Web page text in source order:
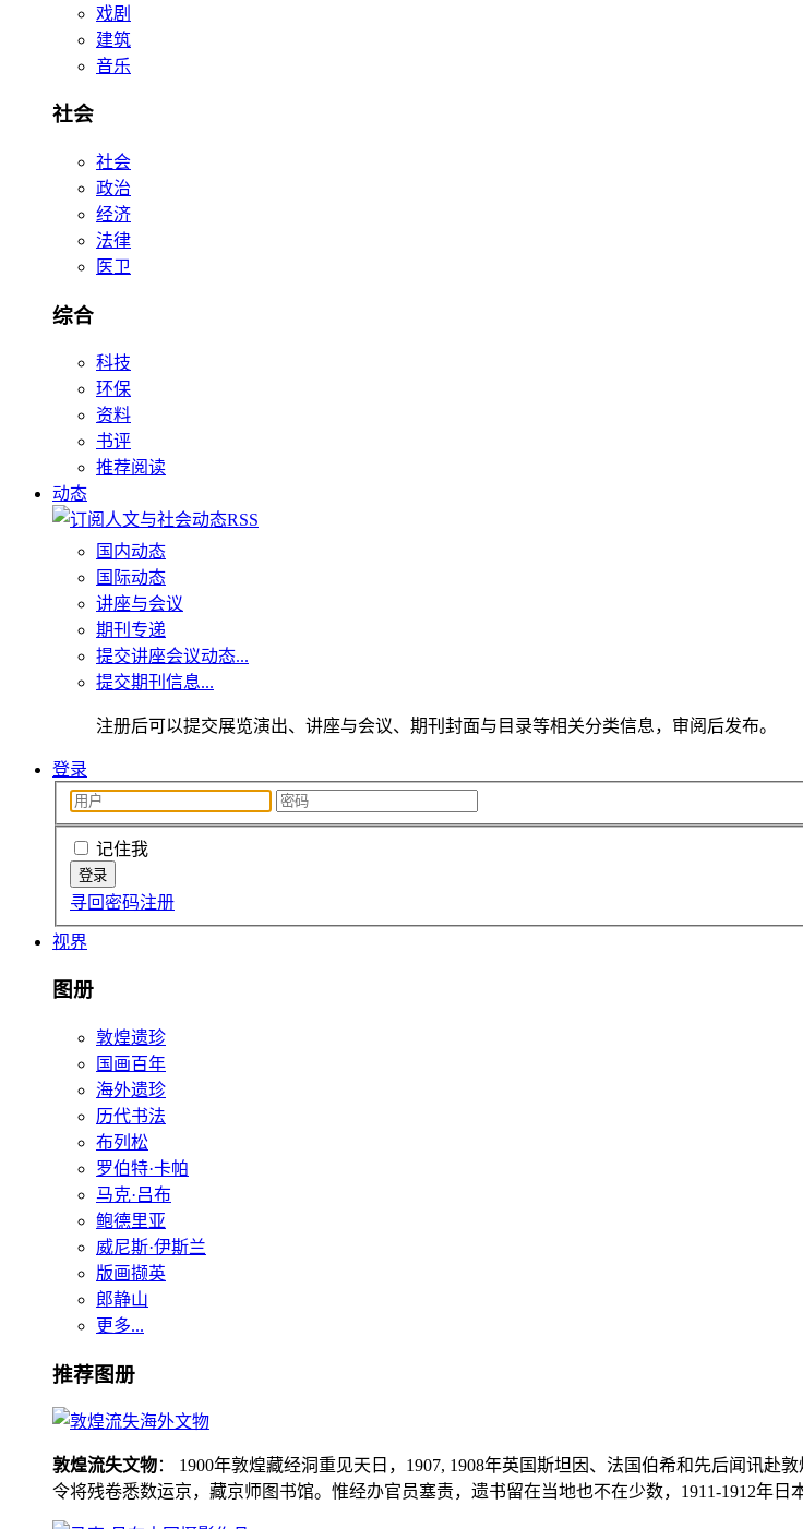
戏剧
建筑
音乐
社会
社会
政治
经济
法律
医卫
综合
科技
环保
资料
书评
推荐阅读
动态
国内动态
国际动态
讲座与会议
期刊专递
提交讲座会议动态...
提交期刊信息...
注册后可以提交展览演出、讲座与会议、期刊封面与目录等相关分类信息，审阅后发布。
登录
记住我
寻回密码注册
视界
图册
敦煌遗珍
国画百年
海外遗珍
历代书法
布列松
罗伯特·卡帕
马克·吕布
鲍德里亚
威尼斯·伊斯兰
版画撷英
郎静山
更多...
推荐图册
敦煌流失文物： 1900年敦煌藏经洞重见天日，1907, 1908年英国斯坦因、法国伯希和先后闻讯赴
令将残卷悉数运京，藏京师图书馆。惟经办官员塞责，遗书留在当地也不在少数，1911-1912年日